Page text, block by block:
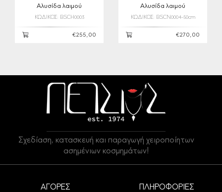
Αλυσίδα λαιμού
ΚΩΔΙΚΟΣ: BSCH0003
€255,00
Αλυσίδα λαιμού
ΚΩΔΙΚΟΣ: BSCN0004-50cm
€270,00
Σχεδίαση, κατασκευή και παραγωγή χειροποίητων
ασημένιων κοσμημάτων!
ΑΓΟΡΕΣ
ΠΛΗΡΟΦΟΡΙΕΣ